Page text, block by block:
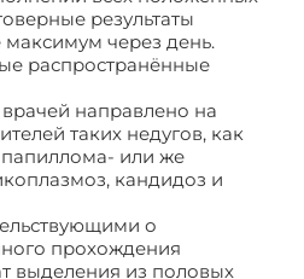
результаты
через день.
распространённые
направлено на
таких недугов, как
папиллома- или же
кандидоз и
о
прохождения
выделения из половых